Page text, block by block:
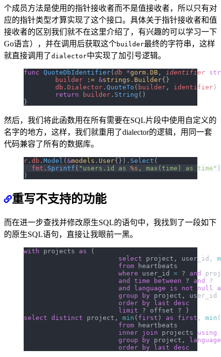
个成员方法是使用的指针接收者而不是值接收者，所以只有对
应的指针类型才算实现了这个接口。具体关于指针接收者和值
接收者的区别我们就不在这里介绍了，有兴趣的可以学习一下
Go语言），并在调用后获取这个builder最终的字符串，这样
就直接调用了dialector中实现了加引号逻辑。
func QuoteDbIdentifier(db *gorm . DB , identifier
	builder
:= &strings . Builder{}
	db
. Dialector . QuoteTo ( builder , identifier)
	return
builder . String ()
}
然后，我们将此函数用在所有需要在SQL片段中使用自定义的
名字的地方，这样，我们就重用了dialector的逻辑，用同一套
代码兼容了所有的数据库。
r . db . Model (&models . User{}). Select (
  fmt
. Sprintf ( "users.id as %s , max(time) as time"
)
重写不支持的功能
而在进一步查找并修改原生SQL的语句中，我找到了一段如下
的原生SQL语句，直接让我眼前一黑。
with projects as (
			select
project, user_id,
			from
heartbeats
			where
user_id = ? and
			and
time between ? and
?
			and
language is not null
			group by
project, user_id
			order by
last desc
			limit
? offset ? )
select distinct project, min ( first ) as first , min (
			from
heartbeats
			inner join
projects using
			group by
project,
language
			order by
last desc